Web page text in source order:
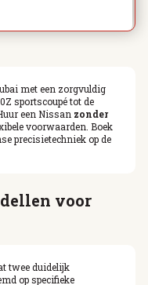
met een zorgvuldig
sportscoupé tot de
een Nissan zonder
voorwaarden. Boek
precisietechniek op de
voor
twee duidelijk
op specifieke